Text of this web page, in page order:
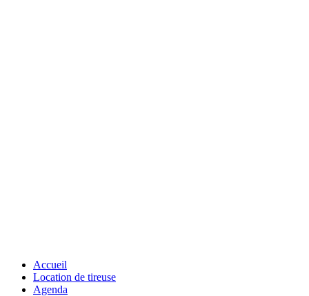
Accueil
Location de tireuse
Agenda